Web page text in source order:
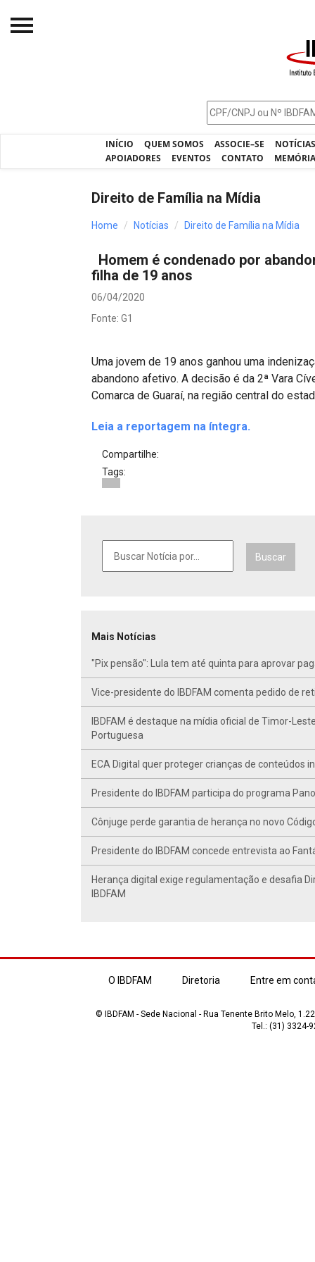
INÍCIO QUEM SOMOS ASSOCIE–SE
APOIADORES
EVENTOS CONTATO
Processos - IBDFAM
Projetos do IBDFAM
Encontre um Escritório
IBDFAM Educacional
Direito de Família na Mídia
Home Notícias Direito de Família na Mídia
Homem é condenado por
filha de 19 anos
06/04/2020
Fonte: G1
Uma jovem de 19 anos ganhou uma
abandono afetivo. A decisão é da 2ª Vara
Comarca de Guaraí, na região central do
Leia a reportagem na íntegra.
Compartilhe:
Tags:
Buscar
Mais Notícias
"Pix pensão": Lula tem até quinta para aprovar
Vice-presidente do IBDFAM comenta pedido de
IBDFAM é destaque na mídia oficial de Timor-
Portuguesa
ECA Digital quer proteger crianças de conteúdos
Presidente do IBDFAM participa do programa
Cônjuge perde garantia de herança no novo
Presidente do IBDFAM concede entrevista ao
Herança digital exige regulamentação e desafia
IBDFAM
O IBDFAM Diretoria Entre em
© IBDFAM - Sede Nacional - Rua Tenente Brito Melo,
Tel.: (31) 3324-